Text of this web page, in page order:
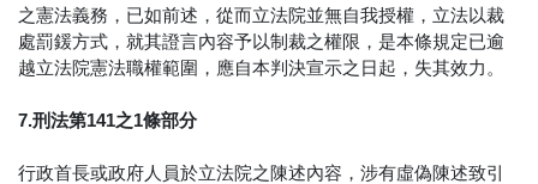
之憲法義務，已如前述，從而立法院並無自我授權，立法以裁
處罰鍰方式，就其證言內容予以制裁之權限，是本條規定已逾
越立法院憲法職權範圍，應自本判決宣示之日起，失其效力。
7.刑法第141之1條部分
行政首長或政府人員於立法院之陳述內容，涉有虛偽陳述致引